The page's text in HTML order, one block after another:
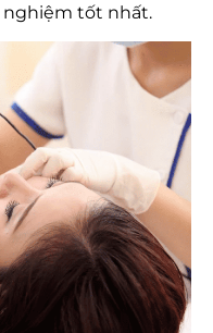
nghiệm tốt nhất.